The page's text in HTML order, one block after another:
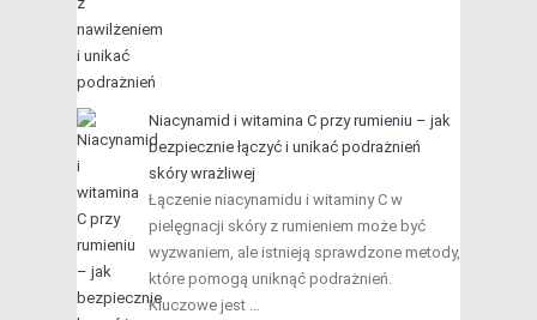
Niacynamid i witamina C przy rumieniu – jak
bezpiecznie łączyć i unikać podrażnień
skóry wrażliwej
Łączenie niacynamidu i witaminy C w
pielęgnacji skóry z rumieniem może być
wyzwaniem, ale istnieją sprawdzone metody,
które pomogą uniknąć podrażnień.
Kluczowe jest …